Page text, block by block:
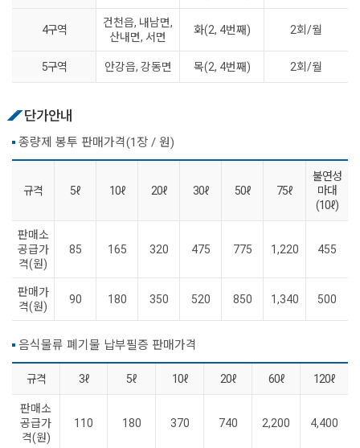
4구역
건천읍, 내남면,
산내면, 서면
화(2, 4번째) 2회/월
5구역 안강읍, 강동면 목(2, 4번째) 2회/월
단가안내
종량제 봉투 판매가격(1장 / 원)
규격 5ℓ 10ℓ 20ℓ 30ℓ 50ℓ 75ℓ
불연성
마대
(10ℓ)
판매소
공급가
격(원)
85 165 320 475 775 1,220 455
판매가
격(원)
90 180 350 520 850 1,340 500
음식물류 폐기물 납부필증 판매가격
규격 3ℓ 5ℓ 10ℓ 20ℓ 60ℓ 120ℓ
판매소
공급가
격(원)
110 180 370 740 2,200 4,400